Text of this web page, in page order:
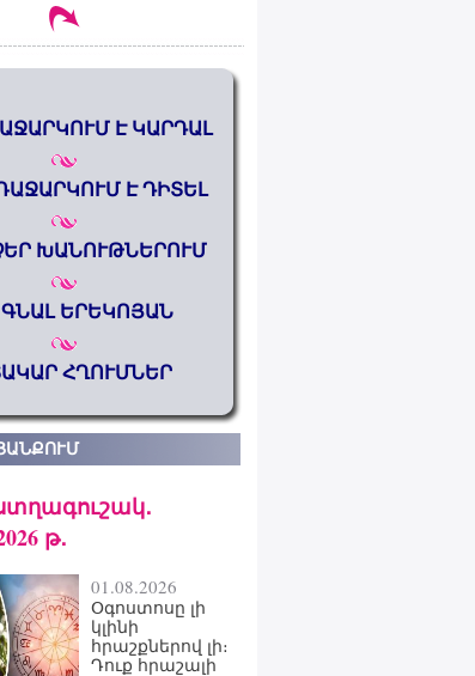
Է ԿԱՐԴԱԼ
Է ԴԻՏԵԼ
ԽԱՆՈՒԹՆԵՐՈՒՄ
ԳՆԱԼ ԵՐԵԿՈՅԱՆ
ՀՂՈՒՄՆԵՐ
թ․
01.08.2026
Օգոստոսը լի
կլինի
հրաշքներով լի։
Դուք հրաշալի